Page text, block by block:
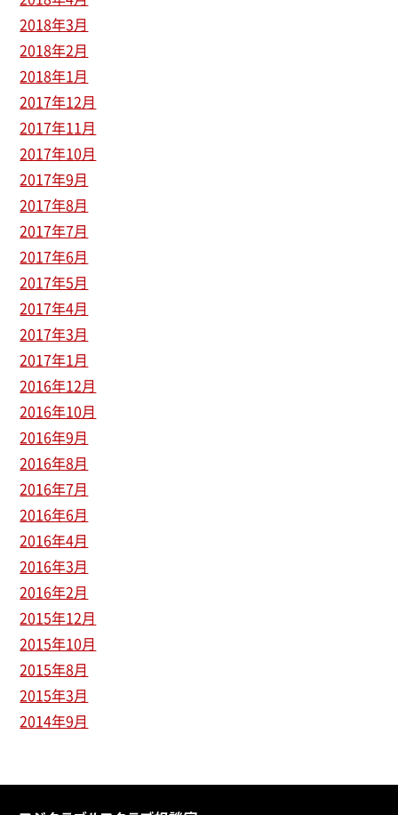
2018年3月
2018年2月
2018年1月
2017年12月
2017年11月
2017年10月
2017年9月
2017年8月
2017年7月
2017年6月
2017年5月
2017年4月
2017年3月
2017年1月
2016年12月
2016年10月
2016年9月
2016年8月
2016年7月
2016年6月
2016年4月
2016年3月
2016年2月
2015年12月
2015年10月
2015年8月
2015年3月
2014年9月